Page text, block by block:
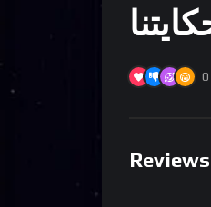
0
Reviews